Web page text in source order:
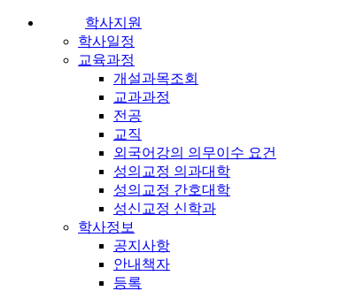
학사지원
학사일정
교육과정
개설과목조회
교과과정
전공
교직
외국어강의 의무이수 요건
성의교정 의과대학
성의교정 간호대학
성신교정 신학과
학사정보
공지사항
안내책자
등록